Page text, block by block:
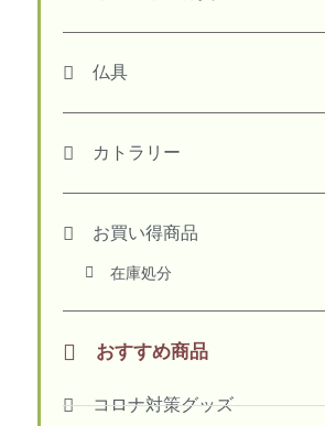
仏具
カトラリー
お買い得商品
在庫処分
おすすめ商品
コロナ対策グッズ